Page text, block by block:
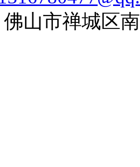
山市禅城区